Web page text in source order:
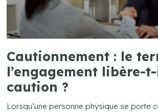
Cautionnement : le
l’engagement libère-
caution ?
Lorsqu’une personne physique se porte